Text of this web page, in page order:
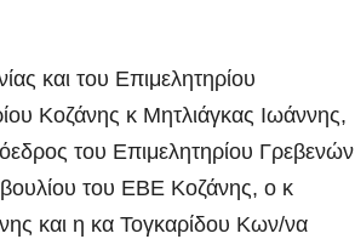
και του Επιμελητηρίου
Κοζάνης κ Μητλιάγκας Ιωάννης,
του Επιμελητηρίου Γρεβενών
του ΕΒΕ Κοζάνης, ο κ
και η κα Τογκαρίδου Κων/να